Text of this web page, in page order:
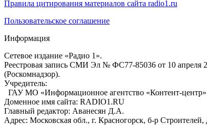
Правила цитирования материалов сайта radio1.ru
Пользовательское соглашение
Информация
Сетевое издание «Радио 1».
Реестровая запись СМИ Эл № ФС77-85036 от 10 апреля
(Роскомнадзор).
Учредитель:
ГАУ МО «Информационное агентство «Контент-центр»
Доменное имя сайта: RADIO1.RU
Главный редактор: Аванесян Д.А.
Адрес: Московская обл., г. Красногорск, б-р